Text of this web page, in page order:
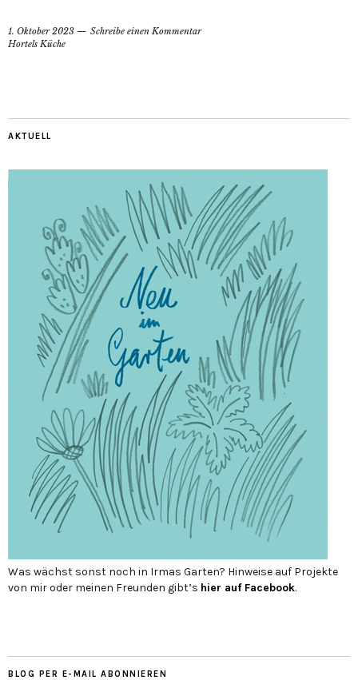
1. Oktober 2023
Schreibe einen Kommentar
Hortels Küche
AKTUELL
Was wächst sonst noch in Irmas Garten? Hinweise auf Projekte
von mir oder meinen Freunden gibt’s hier auf Face­book.
BLOG PER E-MAIL ABONNIEREN